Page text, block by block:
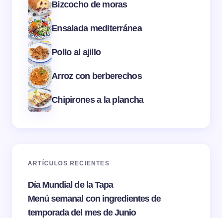
Bizcocho de moras
Ensalada mediterránea
Pollo al ajillo
Arroz con berberechos
Chipirones a la plancha
ARTÍCULOS RECIENTES
Día Mundial de la Tapa
Menú semanal con ingredientes de
temporada del mes de Junio